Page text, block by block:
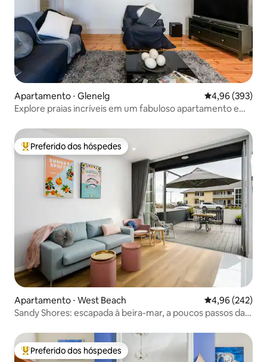
Apartamento ⋅ Glenelg 4,96 de uma
4,96 (393)
Explore praias incríveis em um fabuloso apartamento em
Entre os melhores preferidos dos hóspedes
Preferido dos hóspedes
Apartamento ⋅ West Beach 4,96 de uma
4,96 (242)
Sandy Shores: escapada à beira-mar, a poucos passos da
Entre os melhores preferidos dos hóspedes
Preferido dos hóspedes